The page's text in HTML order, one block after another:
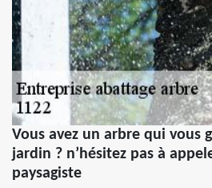
Vous avez un arbre qui vous
jardin ? n’hésitez pas à
paysagiste